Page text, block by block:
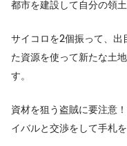
都市を建設して自分の領
サイコロを2個振って、
た資源を使って新たな土
す。
資材を狙う盗賊に要注意
イバルと交渉をして手札